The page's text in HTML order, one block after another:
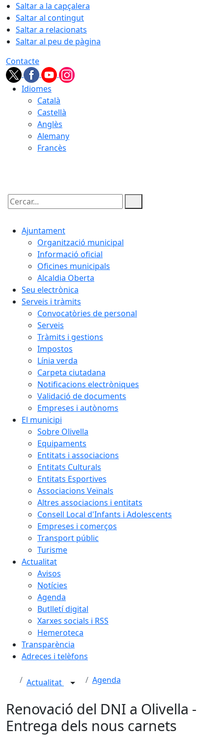
Saltar a la capçalera
Saltar al contingut
Saltar a relacionats
Saltar al peu de pàgina
Contacte
Idiomes
Català
Castellà
Anglès
Alemany
Francès
Cercar:
Ajuntament
Organització municipal
Informació oficial
Oficines municipals
Alcaldia Oberta
Seu electrònica
Serveis i tràmits
Convocatòries de personal
Serveis
Tràmits i gestions
Impostos
Línia verda
Carpeta ciutadana
Notificacions electròniques
Validació de documents
Empreses i autònoms
El municipi
Sobre Olivella
Equipaments
Entitats i associacions
Entitats Culturals
Entitats Esportives
Associacions Veïnals
Altres associacions i entitats
Consell Local d'Infants i Adolescents
Empreses i comerços
Transport públic
Turisme
Actualitat
Avisos
Notícies
Agenda
Butlletí digital
Xarxes socials i RSS
Hemeroteca
Transparència
Adreces i telèfons
Actualitat Agenda
Renovació del DNI a Olivella -
Entrega dels nous carnets